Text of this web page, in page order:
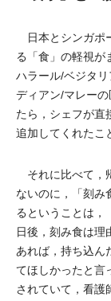
日本とシンガポ
る「食」の軽視が
ハラール/ベジタ
ディアン/マレー
たら，シェフが直
追加してくれたこ
それに比べて，
ないのに，「刻み
るということは，
日後，刻み食は理
あれば，持ち込ん
てほしかったと言
されていて，看護